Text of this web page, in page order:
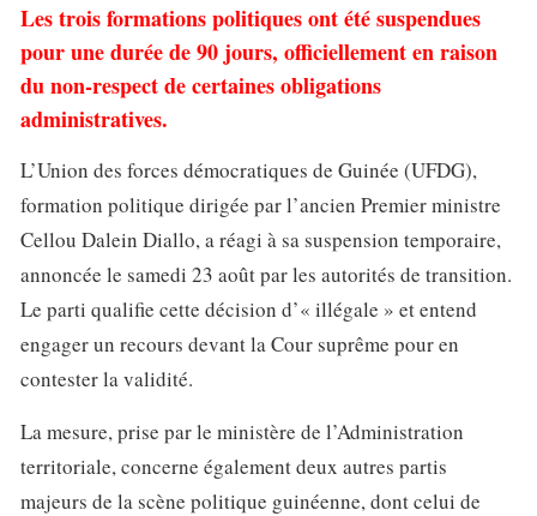
Les trois formations politiques ont été suspendues
pour une durée de 90 jours, officiellement en raison
du non-respect de certaines obligations
administratives.
L’Union des forces démocratiques de Guinée (UFDG),
formation politique dirigée par l’ancien Premier ministre
Cellou Dalein Diallo, a réagi à sa suspension temporaire,
annoncée le samedi 23 août par les autorités de transition.
Le parti qualifie cette décision d’« illégale » et entend
engager un recours devant la Cour suprême pour en
contester la validité.
La mesure, prise par le ministère de l’Administration
territoriale, concerne également deux autres partis
majeurs de la scène politique guinéenne, dont celui de